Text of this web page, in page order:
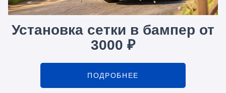
Установка сетки в бампер от
3000 ₽
ПОДРОБНЕЕ